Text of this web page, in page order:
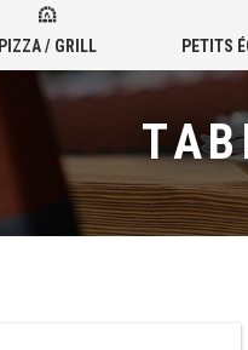
PIZZA / GRILL PETITS
VENTE DE TABLE RÉFRIGÉRÉE TABLE 700